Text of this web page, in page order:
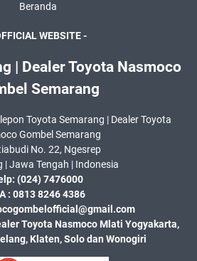
Beranda
WEBSITE -
| Dealer Toyota Nasmoco
Semarang
Toyota Semarang | Dealer Toyota
Gombel Semarang
No. 22, Ngesrep
| Jawa Tengah | Indonesia
(024) 7476000
: 0813 8246 4386
Toyota Nasmoco Mlati Yogyakarta,
Klaten, Solo dan Wonogiri